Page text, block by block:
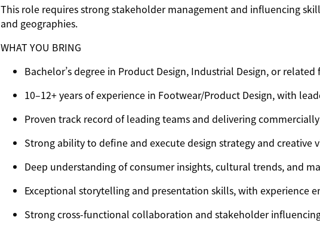
This role requires strong stakeholder management and influencing
and geographies.
WHAT YOU BRING
Bachelor’s degree in Product Design, Industrial Design, or related
10–12+ years of experience in Footwear/Product Design, with
Proven track record of leading teams and delivering
Strong ability to define and execute design strategy and creative
Deep understanding of consumer insights, cultural trends, and
Exceptional storytelling and presentation skills, with experience
Strong cross-functional collaboration and stakeholder